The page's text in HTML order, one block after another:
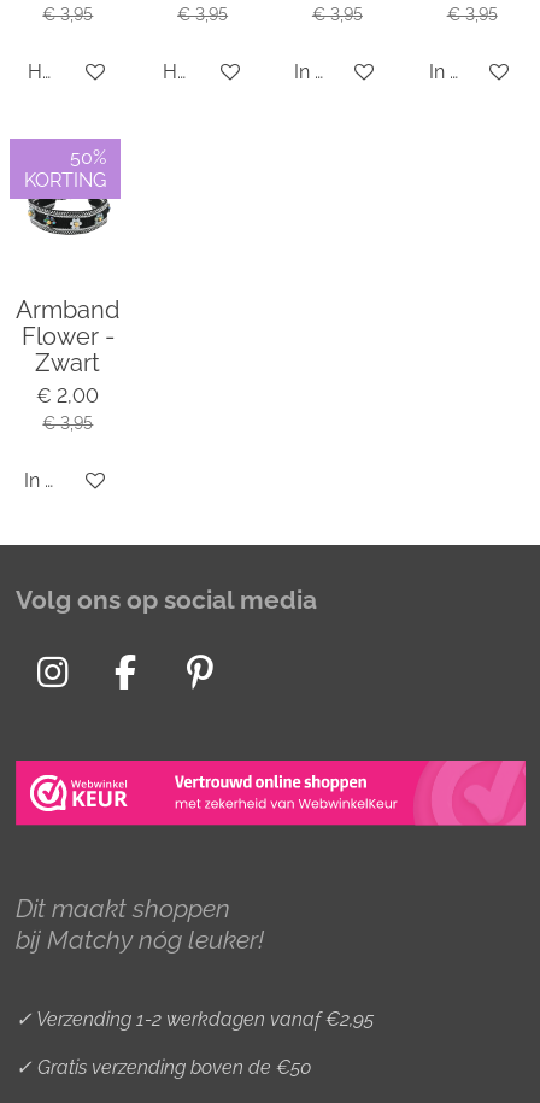
€ 3,95
Houd mij op de hoogte
€ 3,95
Houd mij op de hoogte
€ 3,95
In winkelwagen
€ 3,95
In
50%
KORTING
Armband
Flower -
Zwart
€ 2,00
€ 3,95
In winkelwagen
Volg ons op social media
I
s
t
a
r
a
F
c
e
b
o
k
P
n
t
e
e
s
Dit maakt shoppen
bij Matchy nóg leuker!
✓ Verzending 1-2 werkdagen vanaf €2,95
✓ Gratis verzending boven de €50